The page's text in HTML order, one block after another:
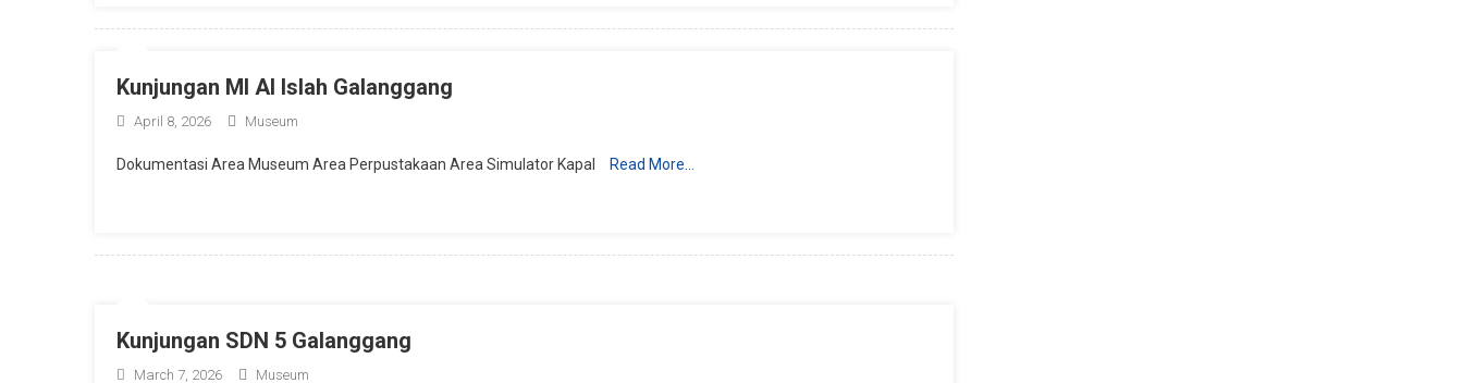
Kunjungan MI Al Islah Galanggang
April 8, 2026 Museum
Dokumentasi Area Museum Area Perpustakaan Area Simulator Kapal Read More…
Kunjungan SDN 5 Galanggang
March 7, 2026 Museum